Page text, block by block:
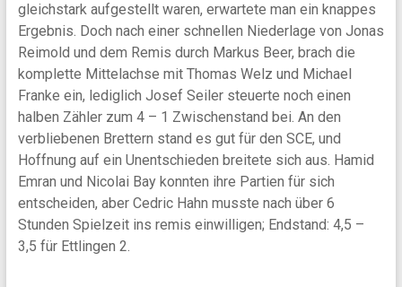
gleichstark aufgestellt waren, erwartete man ein knappes
Ergebnis. Doch nach einer schnellen Niederlage von Jonas
Reimold und dem Remis durch Markus Beer, brach die
komplette Mittelachse mit Thomas Welz und Michael
Franke ein, lediglich Josef Seiler steuerte noch einen
halben Zähler zum 4 – 1 Zwischenstand bei. An den
verbliebenen Brettern stand es gut für den SCE, und
Hoffnung auf ein Unentschieden breitete sich aus. Hamid
Emran und Nicolai Bay konnten ihre Partien für sich
entscheiden, aber Cedric Hahn musste nach über 6
Stunden Spielzeit ins remis einwilligen; Endstand: 4,5 –
3,5 für Ettlingen 2.